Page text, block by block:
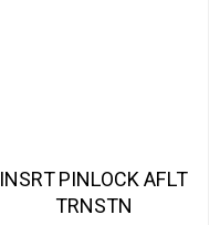
INSRT PINLOCK AFLT
TRNSTN